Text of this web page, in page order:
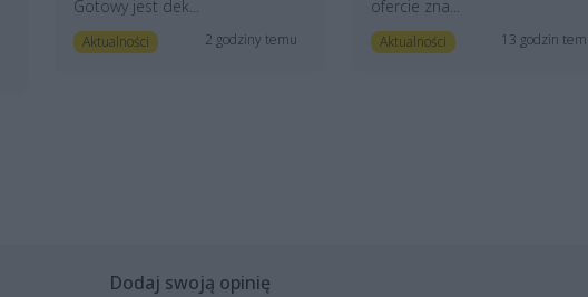
Gotowy jest dek...
Aktualności 2 godziny temu
ofercie zna...
Aktualności 13 godzin
Dodaj swoją opinię